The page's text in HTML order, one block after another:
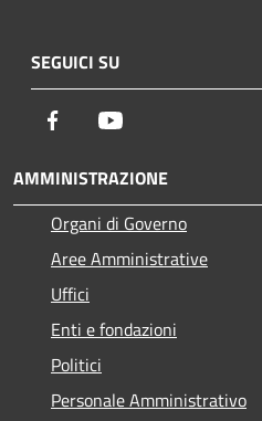
SEGUICI SU
Facebook
AMMINISTRAZIONE
Organi di Governo
Aree Amministrative
Uffici
Enti e fondazioni
Politici
Personale Amministrativo